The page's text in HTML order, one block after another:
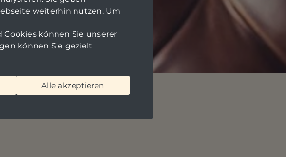
weiterhin nutzen. Um
können Sie unserer
können Sie gezielt
Alle akzeptieren